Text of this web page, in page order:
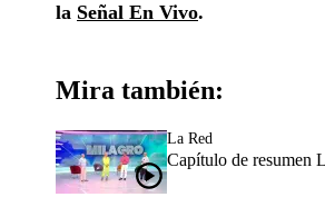
la Señal En Vivo.
Mira también:
La Red
Capítulo de resumen